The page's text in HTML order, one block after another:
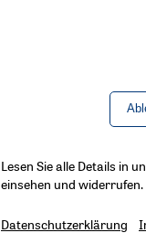
Lesen Sie alle Details in
einsehen und widerrufen.
Datenschutzerklärung